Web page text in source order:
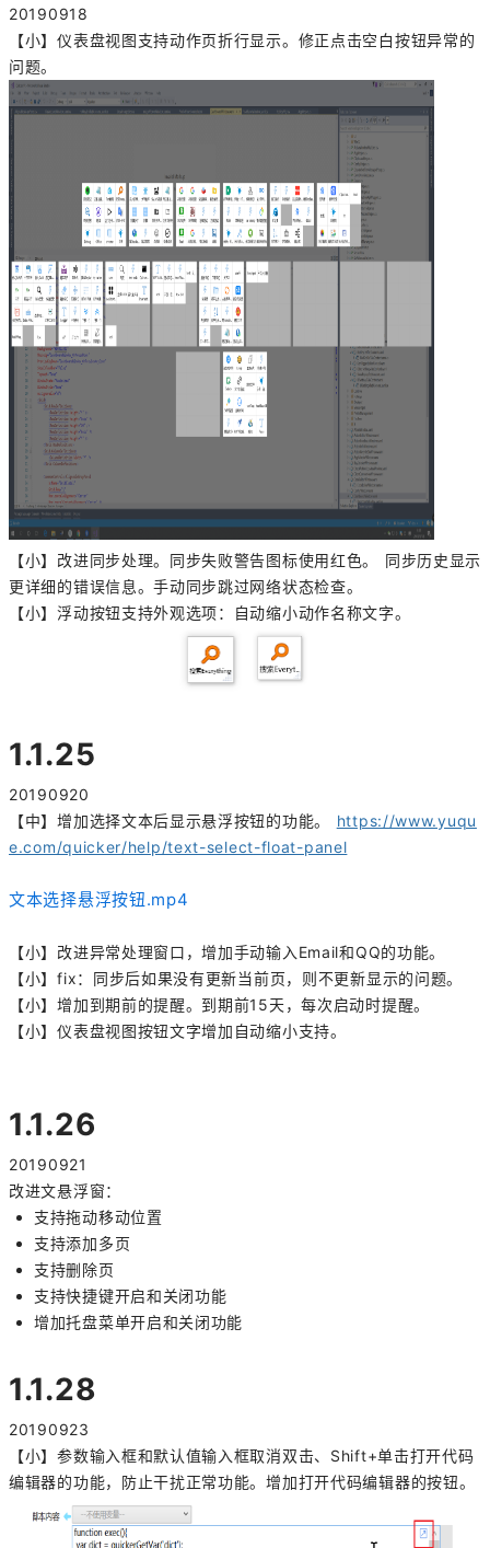
20190918
【小】仪表盘视图支持动作页折行显示。修正点击空白按钮异常的
问题。
【小】改进同步处理。同步失败警告图标使用红色。 同步历史显示
更详细的错误信息。手动同步跳过网络状态检查。
【小】浮动按钮支持外观选项：自动缩小动作名称文字。
1.1.25
20190920
【中】增加选择文本后显示悬浮按钮的功能。 https://www.yuqu
e.com/quicker/help/text-select-float-panel
文本选择悬浮按钮.mp4
【小】改进异常处理窗口，增加手动输入Email和QQ的功能。
【小】fix：同步后如果没有更新当前页，则不更新显示的问题。
【小】增加到期前的提醒。到期前15天，每次启动时提醒。
【小】仪表盘视图按钮文字增加自动缩小支持。
1.1.26
20190921
改进文悬浮窗：
支持拖动移动位置
支持添加多页
支持删除页
支持快捷键开启和关闭功能
增加托盘菜单开启和关闭功能
1.1.28
20190923
【小】参数输入框和默认值输入框取消双击、Shift+单击打开代码
编辑器的功能，防止干扰正常功能。增加打开代码编辑器的按钮。